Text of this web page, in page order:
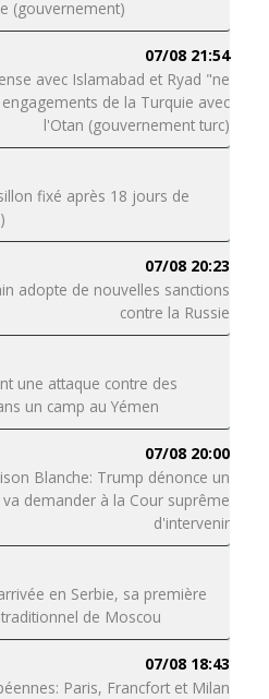
(gouvernement)
07/08 21:54
avec Islamabad et Ryad "ne
de la Turquie avec
l'Otan (gouvernement turc)
fixé après 18 jours de
07/08 20:23
adopte de nouvelles sanctions
contre la Russie
une attaque contre des
un camp au Yémen
07/08 20:00
Blanche: Trump dénonce un
demander à la Cour suprême
d'intervenir
en Serbie, sa première
de Moscou
07/08 18:43
Paris, Francfort et Milan